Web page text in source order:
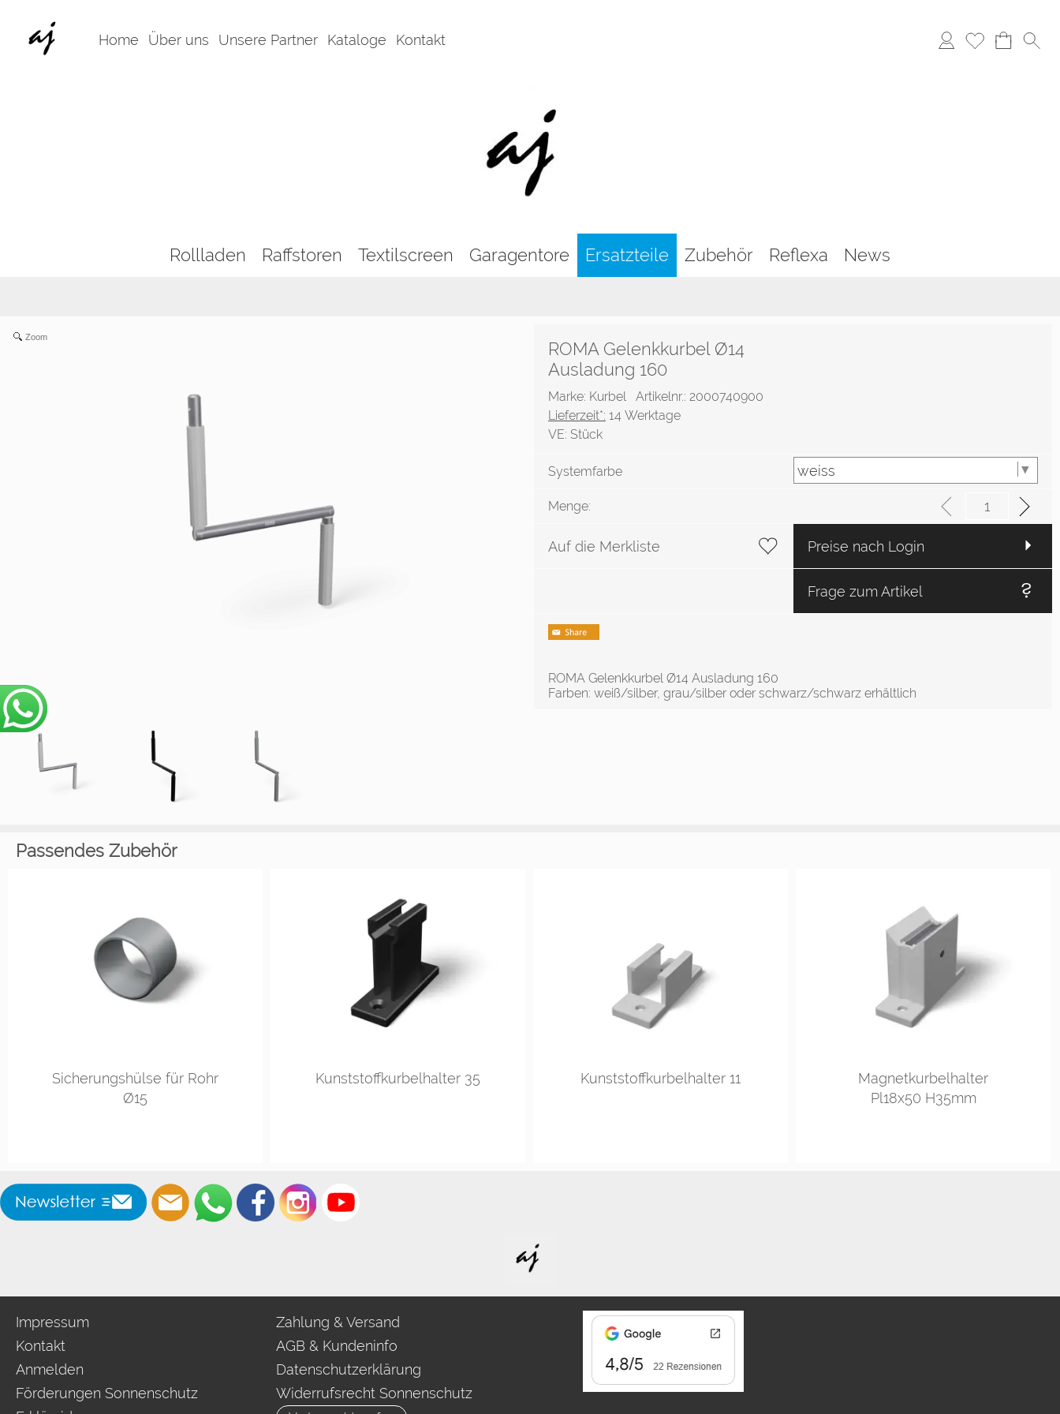
Home Über uns Unsere Partner Kataloge Kontakt
Rollladen Raffstoren Textilscreen Garagentore Ersatzteile Zubehör Reflexa News
Zoom
ROMA Gelenkkurbel Ø14
Ausladung 160
Marke: Kurbel Artikelnr.: 2000740900
Lieferzeit*: 14 Werktage
VE: Stück
Systemfarbe
Menge:
Auf die Merkliste Preise nach Login
Frage zum Artikel
ROMA Gelenkkurbel Ø14 Ausladung 160
Farben: weiß/silber, grau/silber oder schwarz/schwarz erhältlich
Passendes Zubehör
grau schwarz weiss
Sicherungshülse für Rohr
Ø15
schwarz grau weiss
Kunststoffkurbelhalter 35 weiss grau
Kunststoffkurbelhalter 11
Magnetkurbelhalter
Pl18x50 H35mm
Impressum
Kontakt
Anmelden
Förderungen Sonnenschutz
Zahlung & Versand
AGB & Kundeninfo
Datenschutzerklärung
Widerrufsrecht Sonnenschutz